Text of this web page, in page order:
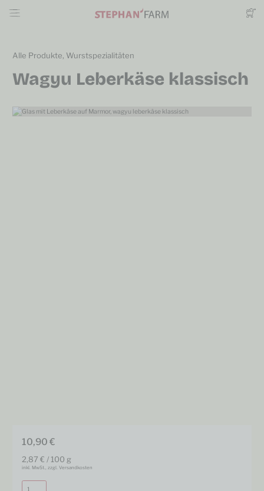
Alle Produkte, Wurstspezialitäten
Wagyu Leberkäse klassisch
10,90 €
2,87 € / 100 g
inkl. MwSt., zzgl. Versandkosten